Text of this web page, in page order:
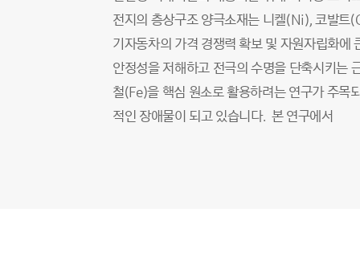
전지의 층상구조 양극소재는 니켈(Ni), 코발트
기자동차의 가격 경쟁력 확보 및 자원자립화에
안정성을 저해하고 전극의 수명을 단축시키는
철(Fe)을 핵심 원소로 활용하려는 연구가 주목
적인 장애물이 되고 있습니다. 본 연구에서